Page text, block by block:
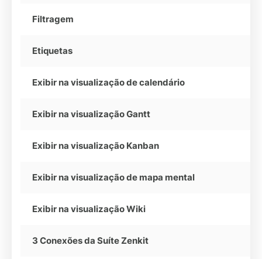
Filtragem
Etiquetas
Exibir na visualização de calendário
Exibir na visualização Gantt
Exibir na visualização Kanban
Exibir na visualização de mapa mental
Exibir na visualização Wiki
3 Conexões da Suíte Zenkit